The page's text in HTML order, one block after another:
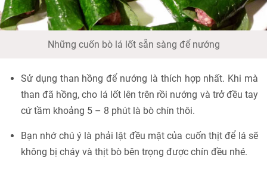
Những cuốn bò lá lốt sẵn sàng để nướng
Sử dụng than hồng để nướng là thích hợp nhất. Khi mà
than đã hồng, cho lá lốt lên trên rồi nướng và trở đều tay
cứ tầm khoảng 5 – 8 phút là bò chín thôi.
Bạn nhớ chú ý là phải lật đều mặt của cuốn thịt để lá sẽ
không bị cháy và thịt bò bên trọng được chín đều nhé.